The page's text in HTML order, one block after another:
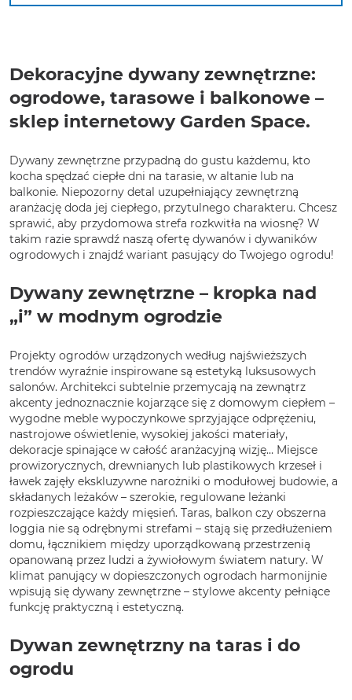
Dekoracyjne dywany zewnętrzne:
ogrodowe, tarasowe i balkonowe –
sklep internetowy Garden Space.
Dywany zewnętrzne przypadną do gustu każdemu, kto
kocha spędzać ciepłe dni na tarasie, w altanie lub na
balkonie. Niepozorny detal uzupełniający zewnętrzną
aranżację doda jej ciepłego, przytulnego charakteru. Chcesz
sprawić, aby przydomowa strefa rozkwitła na wiosnę? W
takim razie sprawdź naszą ofertę dywanów i dywaników
ogrodowych i znajdź wariant pasujący do Twojego ogrodu!
Dywany zewnętrzne – kropka nad
„i” w modnym ogrodzie
Projekty ogrodów urządzonych według najświeższych
trendów wyraźnie inspirowane są estetyką luksusowych
salonów. Architekci subtelnie przemycają na zewnątrz
akcenty jednoznacznie kojarzące się z domowym ciepłem –
wygodne meble wypoczynkowe sprzyjające odprężeniu,
nastrojowe oświetlenie, wysokiej jakości materiały,
dekoracje spinające w całość aranżacyjną wizję… Miejsce
prowizorycznych, drewnianych lub plastikowych krzeseł i
ławek zajęły ekskluzywne narożniki o modułowej budowie, a
składanych leżaków – szerokie, regulowane leżanki
rozpieszczające każdy mięsień. Taras, balkon czy obszerna
loggia nie są odrębnymi strefami – stają się przedłużeniem
domu, łącznikiem między uporządkowaną przestrzenią
opanowaną przez ludzi a żywiołowym światem natury. W
klimat panujący w dopieszczonych ogrodach harmonijnie
wpisują się dywany zewnętrzne – stylowe akcenty pełniące
funkcję praktyczną i estetyczną.
Dywan zewnętrzny na taras i do
ogrodu